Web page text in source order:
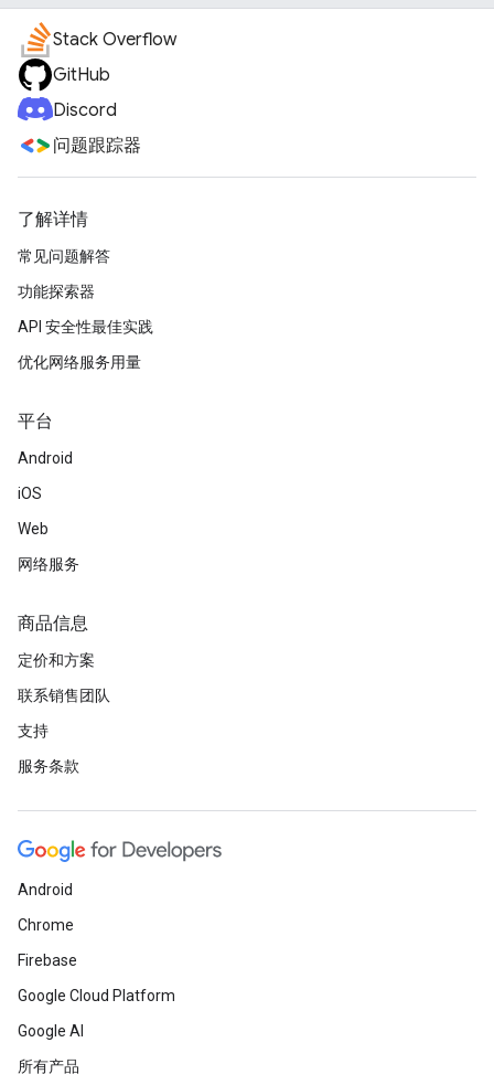
Stack Overflow
GitHub
Discord
问题跟踪器
了解详情
常见问题解答
功能探索器
API 安全性最佳实践
优化网络服务用量
平台
Android
iOS
Web
网络服务
商品信息
定价和方案
联系销售团队
支持
服务条款
Android
Chrome
Firebase
Google Cloud Platform
Google AI
所有产品